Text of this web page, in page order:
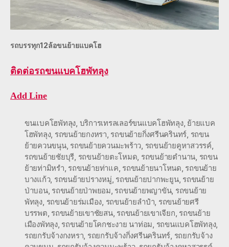
รถบรรทุก12ล้อขนย้ายแบคโฮ
ติดต่อรถขนแบคโฮพัทลุง
Add Line
ขนแบคโฮพัทลุง, บริการเทรลเลอร์ขนแบคโฮพัทลุง, ย้ายแบค
โฮพัทลุง, รถขนย้ายกงหรา, รถขนย้ายกิ่งศรีนครินทร์, รถขน
ย้ายควนขนุน, รถขนย้ายควนมะพร้าว, รถขนย้ายคูหาสวรรค์,
รถขนย้ายชัยบุรี, รถขนย้ายตะโหมด, รถขนย้ายตำนาน, รถขน
ย้ายท่ามิหรำ, รถขนย้ายท่าแค, รถขนย้ายนาโหนด, รถขนย้าย
บางแก้ว, รถขนย้ายปรางหมู่, รถขนย้ายปากพะยูน, รถขนย้าย
ป่าบอน, รถขนย้ายป่าพยอม, รถขนย้ายพญาขัน, รถขนย้าย
พัทลุง, รถขนย้ายร่มเมือง, รถขนย้ายลำปำ, รถขนย้ายศรี
บรรพต, รถขนย้ายเขาชัยสน, รถขนย้ายเขาเจียก, รถขนย้าย
เมืองพัทลุง, รถขนย้ายโคกชะงาย นาท่อม, รถขนแบคโฮพัทลุง,
รถยกรับจ้างกงหรา, รถยกรับจ้างกิ่งศรีนครินทร์, รถยกรับจ้าง